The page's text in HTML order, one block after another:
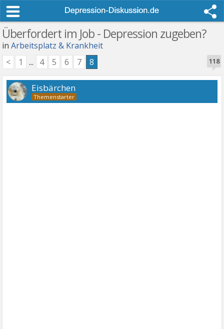
Überfordert im Job - Depression zugeben?
inArbeitsplatz & Krankheit
118
< 1 ... 4 5 6 7 8
Eisbärchen